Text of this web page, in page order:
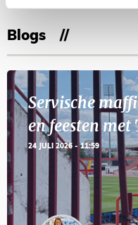
Blogs
Servische
en feesten met
24 JULI 2026 - 11:59